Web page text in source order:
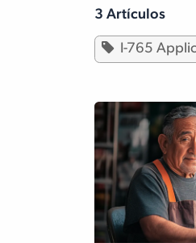
3 Artículos
I-765